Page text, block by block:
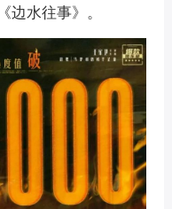
水往事》。